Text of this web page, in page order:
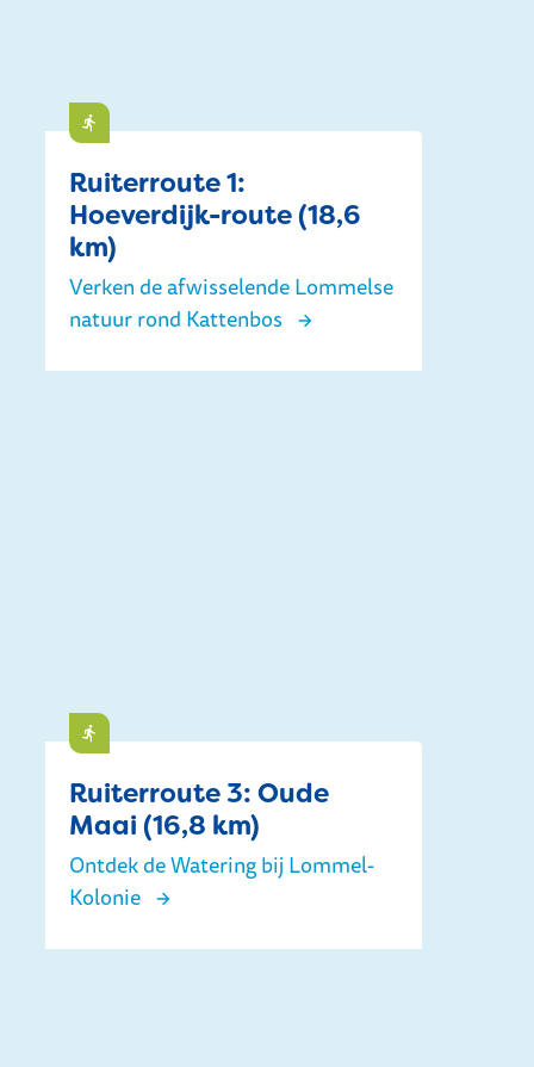
Doen
Ruiterroute 1:
Hoeverdijk-route (18,6
km)
Verken de afwisselende Lommelse
natuur rond Kattenbos
Doen
Ruiterroute 3: Oude
Maai (16,8 km)
Ontdek de Watering bij Lommel-
Kolonie